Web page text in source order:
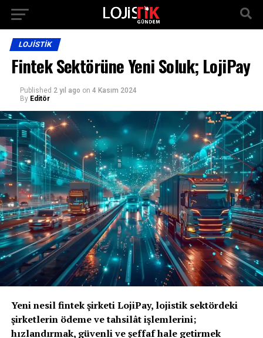
LOJISTIK
Fintek Sektörüne Yeni Soluk; LojiPay
Published 2 yıl ago on 4 Kasım 2024
By Editör
Yeni nesil fintek şirketi LojiPay, lojistik sektördeki
şirketlerin ödeme ve tahsilât işlemlerini;
hızlandırmak, güvenli ve şeffaf hale getirmek